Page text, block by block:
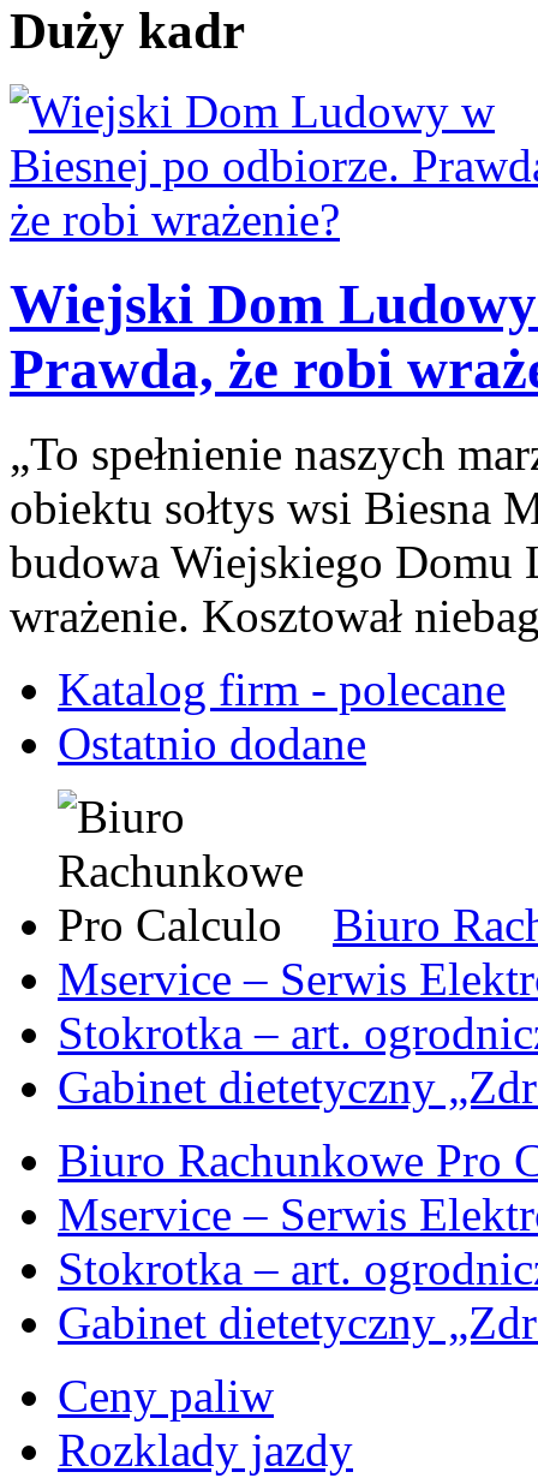
Duży kadr
Wiejski Dom
Prawda, że robi
„To spełnienie naszych
obiektu sołtys wsi Biesna
budowa Wiejskiego Domu
wrażenie. Kosztował
Katalog firm - polecane
Ostatnio dodane
Biuro
Mservice – Serwis
Stokrotka – art.
Gabinet dietetyczny
Biuro Rachunkowe Pro
Mservice – Serwis
Stokrotka – art.
Gabinet dietetyczny
Ceny paliw
Rozklady jazdy